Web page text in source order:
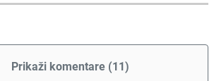
Prikaži komentare (11)